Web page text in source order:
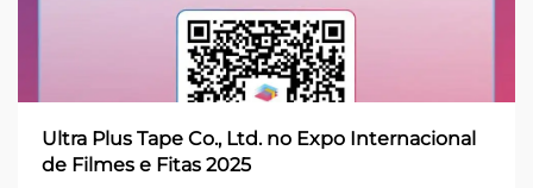
Ultra Plus Tape Co., Ltd. no Expo Internacional
de Filmes e Fitas 2025